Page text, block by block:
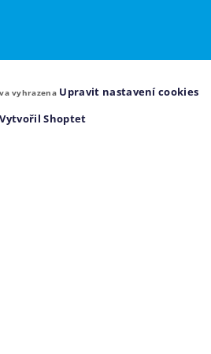
vyhrazena Upravit nastavení cookies
Vytvořil Shoptet